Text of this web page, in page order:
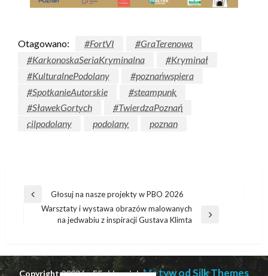
Otagowano: #FortVI
#GraTerenowa
#KarkonoskaSeriaKryminalna
#Kryminał
#KulturalnePodolany
#poznańwspiera
#SpotkanieAutorskie
#steampunk
#SławekGortych
#TwierdzaPoznań
cilpodolany
podolany poznan
Głosuj na nasze projekty w PBO 2026
Warsztaty i wystawa obrazów malowanych
na jedwabiu z inspiracji Gustava Klimta
Copyright 2023 by ESobkowiakMotyw od Silk Themes